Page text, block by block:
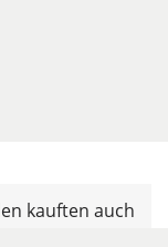
kauften auch